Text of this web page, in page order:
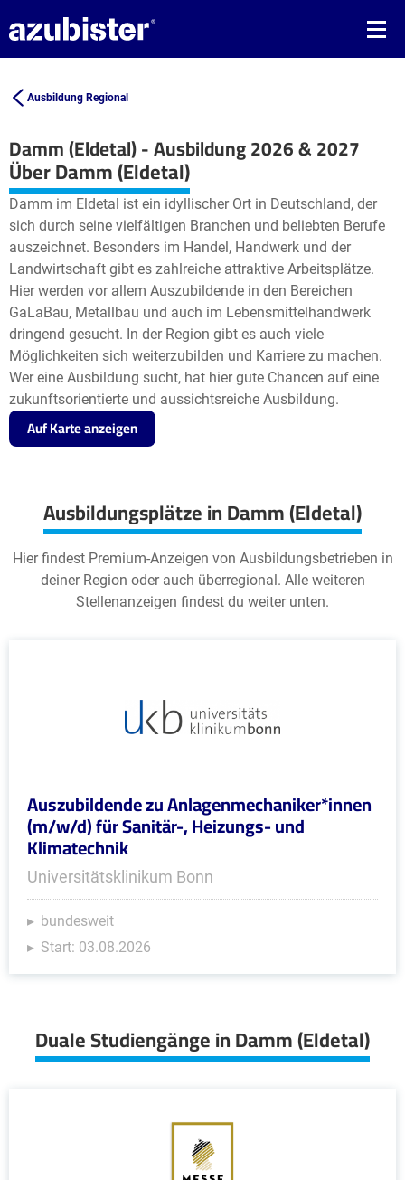
Ausbildung Regional
Damm (Eldetal) - Ausbildung 2026 & 2027
+
−
Leaflet| ©OpenStreetMap2contributors
Über Damm (Eldetal)
Damm im Eldetal ist ein idyllischer Ort in Deutschland, der
sich durch seine vielfältigen Branchen und beliebten Berufe
auszeichnet. Besonders im Handel, Handwerk und der
Landwirtschaft gibt es zahlreiche attraktive Arbeitsplätze.
Hier werden vor allem Auszubildende in den Bereichen
GaLaBau, Metallbau und auch im Lebensmittelhandwerk
dringend gesucht. In der Region gibt es auch viele
Möglichkeiten sich weiterzubilden und Karriere zu machen.
Wer eine Ausbildung sucht, hat hier gute Chancen auf eine
zukunftsorientierte und aussichtsreiche Ausbildung.
Auf Karte anzeigen
Ausbildungsplätze in Damm (Eldetal)
Hier findest Premium-Anzeigen von Ausbildungsbetrieben in
deiner Region oder auch überregional. Alle weiteren
Stellenanzeigen findest du weiter unten.
Auszubildende zu Anlagenmechaniker*innen
(m/w/d) für Sanitär-, Heizungs- und
Klimatechnik
Universitätsklinikum Bonn
bundesweit
Start: 03.08.2026
Duale Studiengänge in Damm (Eldetal)